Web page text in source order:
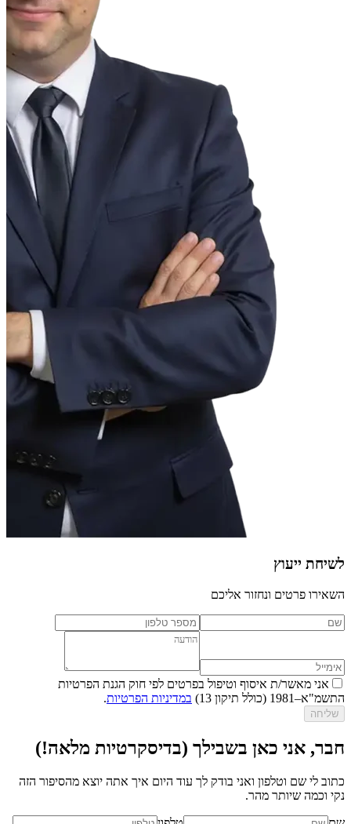
לשיחת ייעוץ
השאירו פרטים ונחזור אליכם
אני מאשר/ת איסוף וטיפול בפרטים לפי חוק הגנת הפרטיות
התשמ"א–1981 (כולל תיקון 13)
במדיניות הפרטיות.
שליחה
חבר, אני כאן בשבילך (בדיסקרטיות מלאה!)
כתוב לי שם וטלפון ואני בודק לך עוד היום איך אתה יוצא מהסיפור הזה
נקי וכמה שיותר מהר.